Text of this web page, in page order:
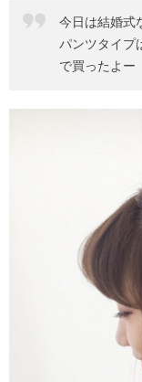
今日は結婚式
パンツタイプ
で買ったよー